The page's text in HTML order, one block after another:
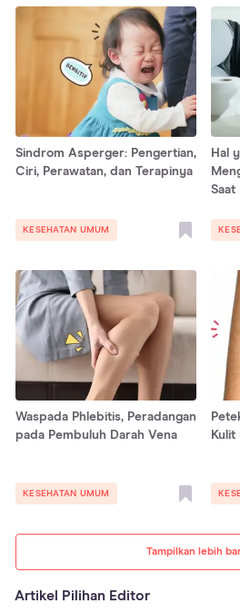
Tampilkan lebih
Sindrom Asperger: Pengertian,
Ciri, Perawatan, dan Terapinya
KESEHATAN UMUM
Hal
Saat
Waspada Phlebitis, Peradangan
pada Pembuluh Darah Vena
KESEHATAN UMUM
Kulit
Artikel Pilihan Editor